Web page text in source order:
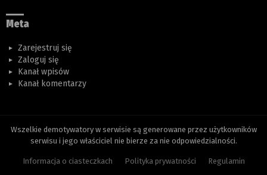
Meta
Zarejestruj się
Zaloguj się
Kanał wpisów
Kanał komentarzy
Wszelkie demotywatory w serwisie są generowane przez użytkowników
serwisu i jego właściciel nie bierze za nie odpowiedzialności.
Informacja o ciasteczkach Polityka prywatności Regulamin